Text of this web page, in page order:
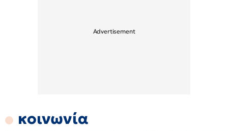
κοινωνία